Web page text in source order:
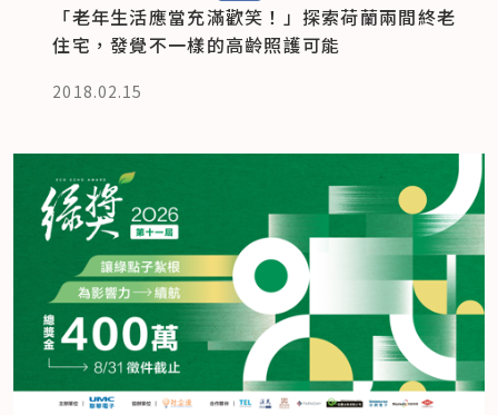
「老年生活應當充滿歡笑！」探索荷蘭兩間終老
住宅，發覺不一樣的高齡照護可能
2018.02.15